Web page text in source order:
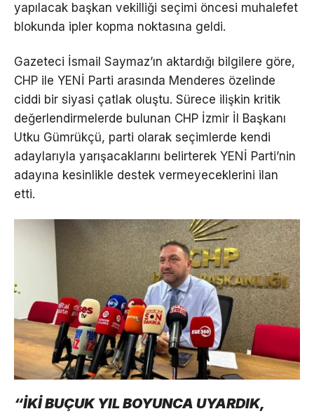
yapılacak başkan vekilliği seçimi öncesi muhalefet
blokunda ipler kopma noktasına geldi.
Gazeteci İsmail Saymaz’ın aktardığı bilgilere göre,
CHP ile YENİ Parti arasında Menderes özelinde
ciddi bir siyasi çatlak oluştu. Sürece ilişkin kritik
değerlendirmelerde bulunan CHP İzmir İl Başkanı
Utku Gümrükçü, parti olarak seçimlerde kendi
adaylarıyla yarışacaklarını belirterek YENİ Parti’nin
adayına kesinlikle destek vermeyeceklerini ilan
etti.
“İKİ BUÇUK YIL BOYUNCA UYARDIK,